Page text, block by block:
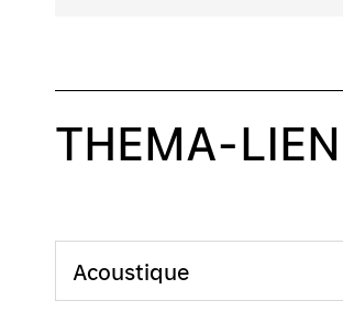
THEMA-LIEN
Acoustique